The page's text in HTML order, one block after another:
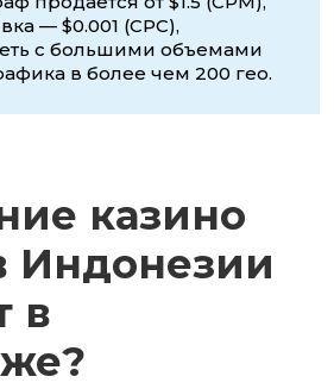
— $0.001 (CPC),
с большими объемами
в более чем 200 гео.
казино
Индонезии
в